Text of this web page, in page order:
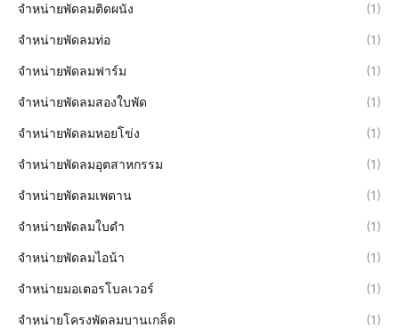
จำหน่ายพัดลมติดผนัง (1)
จำหน่ายพัดลมท่อ (1)
จำหน่ายพัดลมฟาร์ม (1)
จำหน่ายพัดลมสองใบพัด (1)
จำหน่ายพัดลมหอยโข่ง (1)
จำหน่ายพัดลมอุตสาหกรรม (1)
จำหน่ายพัดลมเพดาน (1)
จำหน่ายพัดลมใบดำ (1)
จำหน่ายพัดลมไอน้า (1)
จำหน่ายมอเตอรโบลเวอร์ (1)
จำหน่ายโครงพัดลมบานเกล็ด (1)